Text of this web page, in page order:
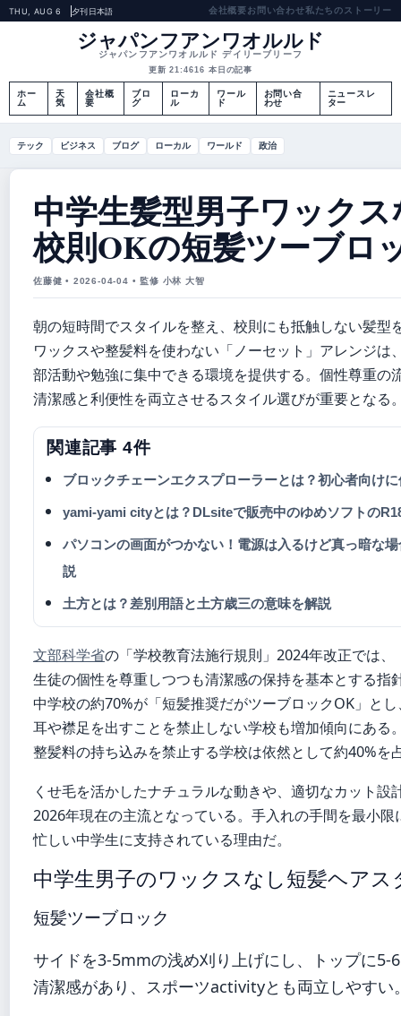
THU, AUG 6 夕刊日本語 会社概要お問い合わせ私たちのストーリー
ジャパンフアンワオルルド
ジャパンフアンワオルルド デイリーブリーフ
更新 21:4616 本日の記事
ホー
ム
天
気
会社概
要
ブロ
グ
ローカ
ル
ワール
ド
お問い合
わせ
ニュースレ
ター
テック ビジネス ブログ ローカル ワールド 政治
中学生髪型男子ワックス
校則OKの短髪ツーブロ
佐藤健 • 2026-04-04 • 監修 小林 大智
朝の短時間でスタイルを整え、校則にも抵触しない髪型
ワックスや整髪料を使わない「ノーセット」アレンジは
部活動や勉強に集中できる環境を提供する。個性尊重の
清潔感と利便性を両立させるスタイル選びが重要となる
関連記事 4件
ブロックチェーンエクスプローラーとは？初心者向け
yami-yami cityとは？DLsiteで販売中のゆめソフトの
パソコンの画面がつかない！電源は入るけど真っ暗な
説
土方とは？差別用語と土方歳三の意味を解説
文部科学省の「学校教育法施行規則」2024年改正では、
生徒の個性を尊重しつつも清潔感の保持を基本とする指
中学校の約70%が「短髪推奨だがツーブロックOK」とし
耳や襟足を出すことを禁止しない学校も増加傾向にある
整髪料の持ち込みを禁止する学校は依然として約40%
くせ毛を活かしたナチュラルな動きや、適切なカット
2026年現在の主流となっている。手入れの手間を最小
忙しい中学生に支持されている理由だ。
中学生男子のワックスなし短髪ヘアス
短髪ツーブロック
サイドを3-5mmの浅め刈り上げにし、トップに
清潔感があり、スポーツactivityとも両立しやすい